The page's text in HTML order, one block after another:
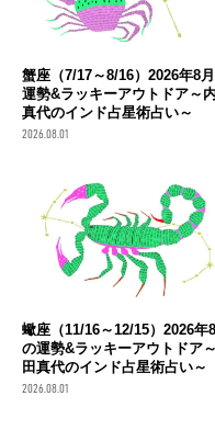
蟹座（7/17～8/16）2026年8
運勢&ラッキーアウトドア～
真代のインド占星術占い～
2026.08.01
蠍座（11/16～12/15）2026年
の運勢&ラッキーアウトドア
田真代のインド占星術占い～
2026.08.01